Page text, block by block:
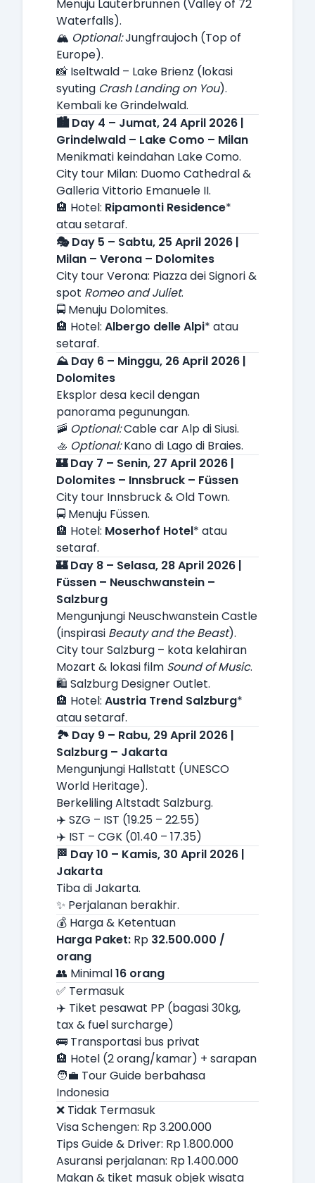
Menuju Lauterbrunnen (Valley of 72
Waterfalls).
🏔️ Optional:Jungfraujoch (Top of
Europe).
📸 Iseltwald – Lake Brienz (lokasi
syuting Crash Landing on You).
Kembali ke Grindelwald.
🏙️ Day 4 – Jumat, 24 April 2026 |
Grindelwald – Lake Como – Milan
Menikmati keindahan Lake Como.
City tour Milan: Duomo Cathedral &
Galleria Vittorio Emanuele II.
🏨 Hotel: Ripamonti Residence*
atau setaraf.
🎭 Day 5 – Sabtu, 25 April 2026 |
Milan – Verona – Dolomites
City tour Verona: Piazza dei Signori &
spot Romeo and Juliet.
🚍 Menuju Dolomites.
🏨 Hotel: Albergo delle Alpi* atau
setaraf.
⛰️ Day 6 – Minggu, 26 April 2026 |
Dolomites
Eksplor desa kecil dengan
panorama pegunungan.
🚠 Optional:Cable car Alp di Siusi.
🚣 Optional:Kano di Lago di Braies.
🏰 Day 7 – Senin, 27 April 2026 |
Dolomites – Innsbruck – Füssen
City tour Innsbruck & Old Town.
🚍 Menuju Füssen.
🏨 Hotel: Moserhof Hotel* atau
setaraf.
🏰 Day 8 – Selasa, 28 April 2026 |
Füssen – Neuschwanstein –
Salzburg
Mengunjungi Neuschwanstein Castle
(inspirasi Beauty and the Beast).
City tour Salzburg – kota kelahiran
Mozart & lokasi film Sound of Music.
🛍️ Salzburg Designer Outlet.
🏨 Hotel: Austria Trend Salzburg*
atau setaraf.
🏞️ Day 9 – Rabu, 29 April 2026 |
Salzburg – Jakarta
Mengunjungi Hallstatt (UNESCO
World Heritage).
Berkeliling Altstadt Salzburg.
✈️ SZG – IST (19.25 – 22.55)
✈️ IST – CGK (01.40 – 17.35)
🏁 Day 10 – Kamis, 30 April 2026 |
Jakarta
Tiba di Jakarta.
✨ Perjalanan berakhir.
💰 Harga & Ketentuan
Harga Paket: Rp 32.500.000 /
orang
👥 Minimal16 orang
✅ Termasuk
✈️ Tiket pesawat PP (bagasi 30kg,
tax & fuel surcharge)
🚌 Transportasi bus privat
🏨 Hotel (2 orang/kamar) + sarapan
🧑‍💼 Tour Guide berbahasa
Indonesia
❌ Tidak Termasuk
Visa Schengen: Rp 3.200.000
Tips Guide & Driver: Rp 1.800.000
Asuransi perjalanan: Rp 1.400.000
Makan & tiket masuk objek wisata